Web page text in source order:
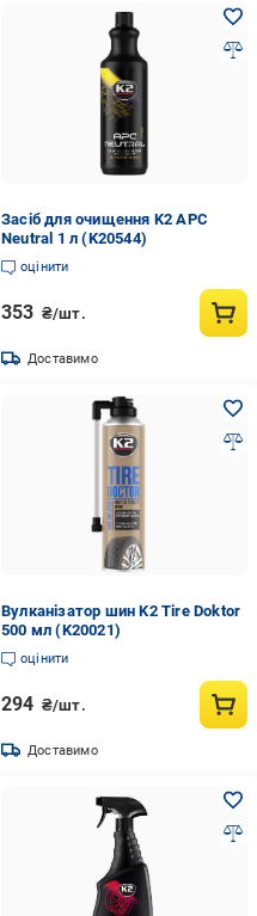
Засіб для очищення K2 APC
Neutral 1 л (K20544)
оцінити
353 ₴/шт.
Доставимо
Вулканізатор шин K2 Tire Doktor
500 мл (K20021)
оцінити
294 ₴/шт.
Доставимо